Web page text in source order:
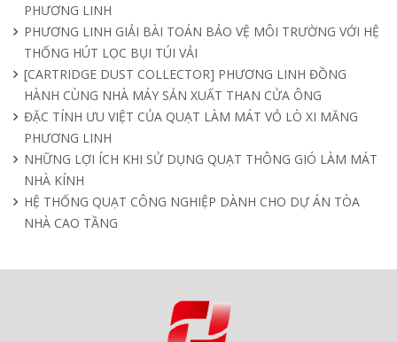
PHƯƠNG LINH
PHƯƠNG LINH GIẢI BÀI TOÁN BẢO VỆ MÔI TRƯỜNG VỚI HỆ
THỐNG HÚT LỌC BỤI TÚI VẢI
[CARTRIDGE DUST COLLECTOR] PHƯƠNG LINH ĐỒNG
HÀNH CÙNG NHÀ MÁY SẢN XUẤT THAN CỬA ÔNG
ĐẶC TÍNH ƯU VIỆT CỦA QUẠT LÀM MÁT VỎ LÒ XI MĂNG
PHƯƠNG LINH
NHỮNG LỢI ÍCH KHI SỬ DỤNG QUẠT THÔNG GIÓ LÀM MÁT
NHÀ KÍNH
HỆ THỐNG QUẠT CÔNG NGHIỆP DÀNH CHO DỰ ÁN TÒA
NHÀ CAO TẦNG